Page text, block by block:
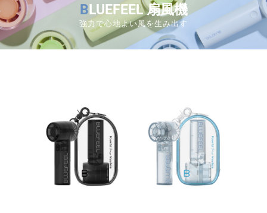
BLUEFEEL 扇風機
強力で心地よい風を生み出す